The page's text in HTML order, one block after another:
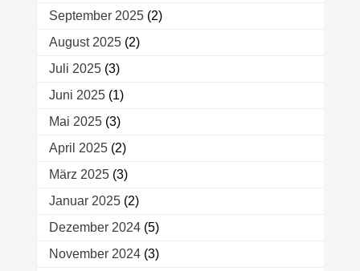
September 2025(2)
August 2025(2)
Juli 2025(3)
Juni 2025(1)
Mai 2025(3)
April 2025(2)
März 2025(3)
Januar 2025(2)
Dezember 2024(5)
November 2024(3)